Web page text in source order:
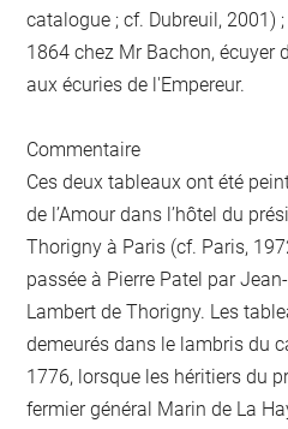
catalogue ; cf. Dubreuil, 2001)
1864 chez Mr Bachon, écuyer
aux écuries de l'Empereur.
Commentaire
Ces deux tableaux ont été
de l’Amour dans l’hôtel du
Thorigny à Paris (cf. Paris,
passée à Pierre Patel par
Lambert de Thorigny. Les
demeurés dans le lambris du
1776, lorsque les héritiers du
fermier général Marin de La